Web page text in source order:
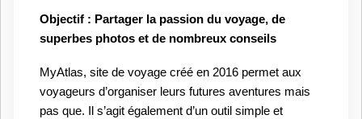
Objectif : Partager la passion du voyage, de
superbes photos et de nombreux conseils
MyAtlas, site de voyage créé en 2016 permet aux
voyageurs d’organiser leurs futures aventures mais
pas que. Il s’agit également d’un outil simple et